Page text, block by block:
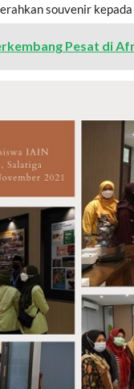
souvenir
Pesat di